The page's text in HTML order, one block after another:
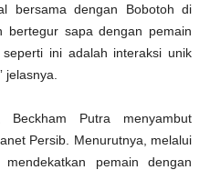
bersama dengan Bobotoh di
bertegur sapa dengan pemain
ini adalah interaksi unik
jelasnya.
Beckham Putra menyambut
Persib. Menurutnya, melalui
pemain dengan